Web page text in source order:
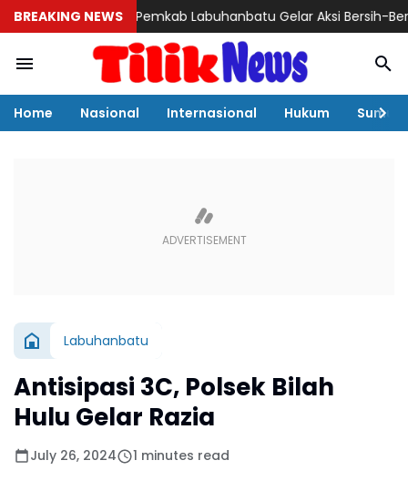
BREAKING NEWS
Pemkab Labuhanbatu Gelar Aksi Bersih-Bersih Sambut
Home Nasional Internasional Hukum Sumut
Labuhanbatu
Antisipasi 3C, Polsek Bilah
Hulu Gelar Razia
July 26, 2024 1 minutes read